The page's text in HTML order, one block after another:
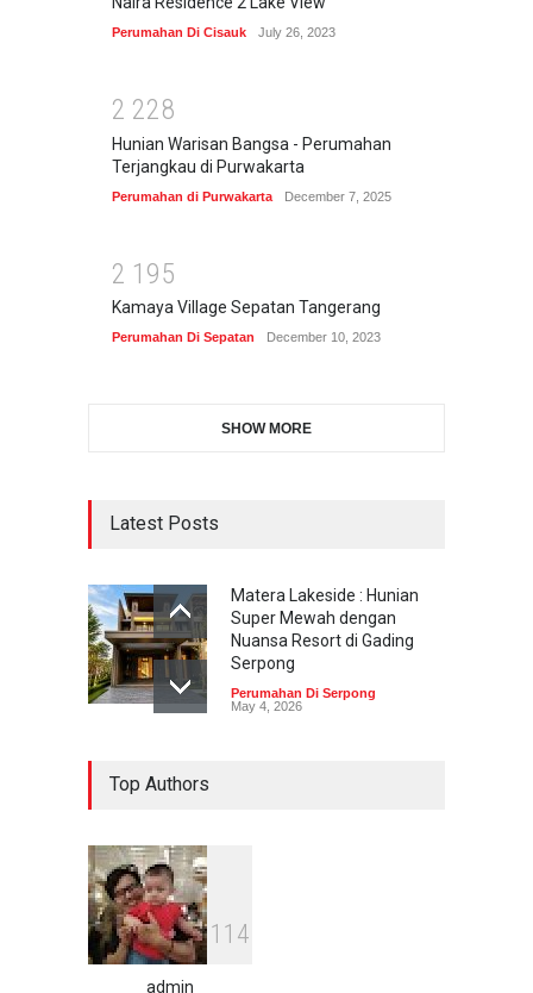
Perumahan Di Cisauk July 26, 2023
2 228
Hunian Warisan Bangsa - Perumahan
Terjangkau di Purwakarta
Perumahan di Purwakarta December 7, 2025
2 1 95
Kamaya Village Sepatan Tangerang
Perumahan Di Sepatan December 10, 2023
SHOW MORE
Latest Posts
Matera Lakeside : Hunian
Super Mewah dengan
Nuansa Resort di Gading
Serpong
Perumahan Di Serpong
May 4, 2026
Top Authors
1 1 4
admin